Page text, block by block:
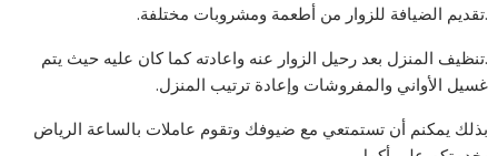
.تقديم الضيافة للزوار من أطعمة ومشروبات مختلفة.
.تنظيف المنزل بعد رحيل الزوار عنه واعادته كما كان عليه حيث يتم
غسيل الأواني والمفروشات وإعادة ترتيب المنزل.
بذلك يمكنم أن تستمتعي مع ضيوفك وتقوم عاملات بالساعة الرياض